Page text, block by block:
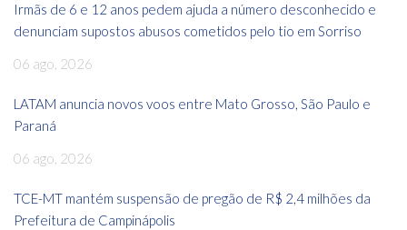
Irmãs de 6 e 12 anos pedem ajuda a número desconhecido e
denunciam supostos abusos cometidos pelo tio em Sorriso
06 ago, 2026
LATAM anuncia novos voos entre Mato Grosso, São Paulo e
Paraná
06 ago, 2026
TCE-MT mantém suspensão de pregão de R$ 2,4 milhões da
Prefeitura de Campinápolis